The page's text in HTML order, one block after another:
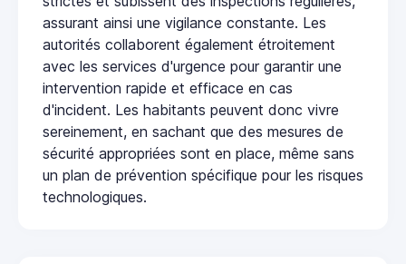
assurant ainsi une vigilance constante. Les
autorités collaborent également étroitement
avec les services d'urgence pour garantir une
intervention rapide et efficace en cas
d'incident. Les habitants peuvent donc vivre
sereinement, en sachant que des mesures de
sécurité appropriées sont en place, même sans
un plan de prévention spécifique pour les risques
technologiques.